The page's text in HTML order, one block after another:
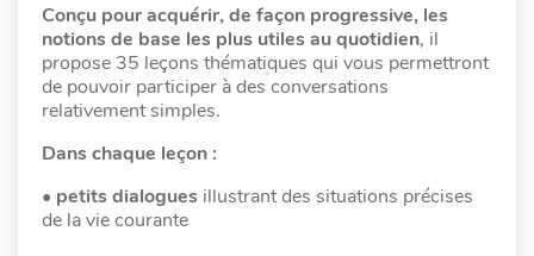
Conçu pouracquérir, de façon progressive, les
notions de base les plus utiles au quotidien, il
propose 35 leçons thématiques qui vous permettront
de pouvoir participer à des conversations
relativement simples.
Dans chaque leçon :
• petits dialogues illustrant des situations précises
de la vie courante